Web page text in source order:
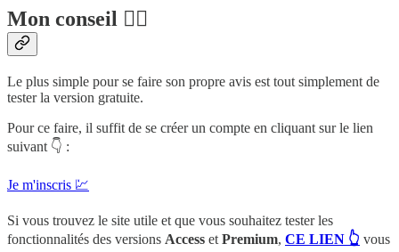
Mon conseil 👨‍⚖️
Le plus simple pour se faire son propre avis est tout simplement de
tester la version gratuite.
Pour ce faire, il suffit de se créer un compte en cliquant sur le lien
suivant 👇 :
Je m'inscris 💹
Si vous trouvez le site utile et que vous souhaitez tester les
fonctionnalités des versions Access et Premium, CE LIEN 👆 vous